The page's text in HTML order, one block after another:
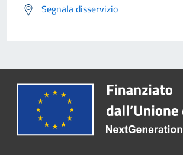
Segnala disservizio